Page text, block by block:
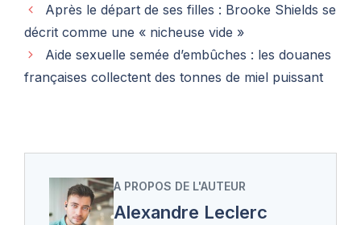
Après le départ de ses filles : Brooke Shields se
décrit comme une « nicheuse vide »
Aide sexuelle semée d’embûches : les douanes
françaises collectent des tonnes de miel puissant
A PROPOS DE L'AUTEUR
Alexandre Leclerc